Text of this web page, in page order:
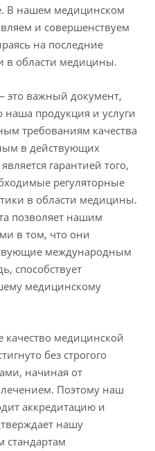
В нашем медицинском
и совершенствуем
на последние
в области медицины.
это важный документ,
наша продукция и услуги
требованиям качества
в действующих
гарантией того,
регуляторные
в области медицины.
позволяет нашим
в том, что они
международным
способствует
медицинскому
медицинской
без строгого
начиная от
Поэтому наш
аккредитацию и
нашу
стандартам